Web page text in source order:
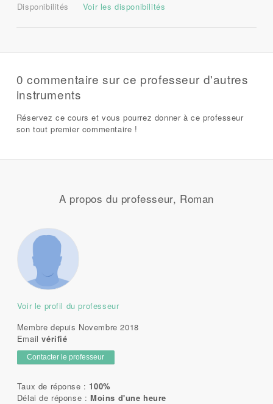
Disponibilités Voir les disponibilités
0 commentaire sur ce professeur d'autres
instruments
Réservez ce cours et vous pourrez donner à ce professeur
son tout premier commentaire !
A propos du professeur, Roman
Voir le profil du professeur
Membre depuis Novembre 2018
Emailvérifié
Contacter le professeur
Taux de réponse : 100%
Délai de réponse : Moins d'une heure